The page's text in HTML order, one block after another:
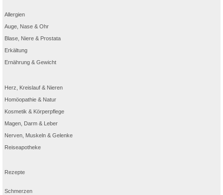
Allergien
Auge, Nase & Ohr
Blase, Niere & Prostata
Erkältung
Ernährung & Gewicht
Herz, Kreislauf & Nieren
Homöopathie & Natur
Kosmetik & Körperpflege
Magen, Darm & Leber
Nerven, Muskeln & Gelenke
Reiseapotheke
Rezepte
Schmerzen